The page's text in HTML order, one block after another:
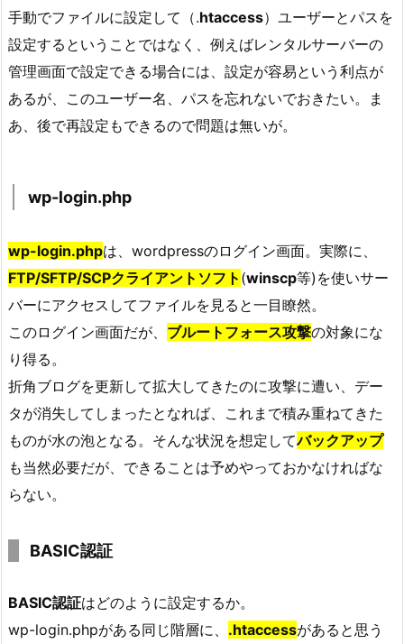
手動でファイルに設定して（.htaccess）ユーザーとパスを
設定するということではなく、例えばレンタルサーバーの
管理画面で設定できる場合には、設定が容易という利点が
あるが、このユーザー名、パスを忘れないでおきたい。ま
あ、後で再設定もできるので問題は無いが。
wp-login.php
wp-login.phpは、wordpressのログイン画面。実際に、
FTP/SFTP/SCPクライアントソフト (winscp等)を使いサー
バーにアクセスしてファイルを見ると一目瞭然。
このログイン画面だが、 ブルートフォース攻撃の対象にな
り得る。
折角ブログを更新して拡大してきたのに攻撃に遭い、デー
タが消失してしまったとなれば、これまで積み重ねてきた
ものが水の泡となる。そんな状況を想定してバックアップ
も当然必要だが、できることは予めやっておかなければな
らない。
BASIC認証
BASIC認証はどのように設定するか。
wp-login.phpがある同じ階層に、 .htaccessがあると思う